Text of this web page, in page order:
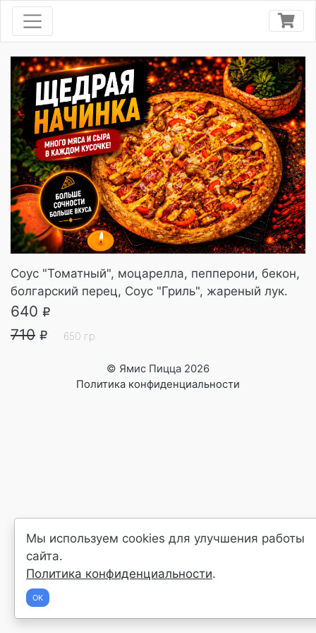
Соус "Томатный", моцарелла, пепперони, бекон,
болгарский перец, Соус "Гриль", жареный лук.
640 R
710 R 650 гр.
© Ямис Пицца 2026
Политика конфиденциальности
Мы используем cookies для улучшения работы
сайта.
Политика конфиденциальности.
OK